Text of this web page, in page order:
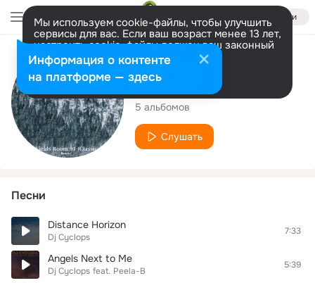
Войти
Мы используем cookie-файлы, чтобы улучшить
сервисы для вас. Если ваш возраст менее 13 лет,
настроить cookie-файлы должен ваш законный
представитель. Больше информации
Разрешить все Настроить
Исполнитель
Dj Cyclops
5 альбомов
Слушать
Песни
Distance Horizon
Dj Cyclops
7:33
Angels Next to Me
Dj Cyclops feat. Peela-B
5:39
Информация о контенте
на платформе — здесь